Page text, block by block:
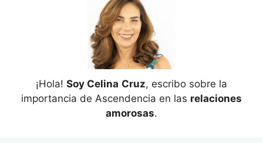
¡Hola! Soy Celina Cruz, escribo sobre la
importancia de Ascendencia en las relaciones
amorosas.